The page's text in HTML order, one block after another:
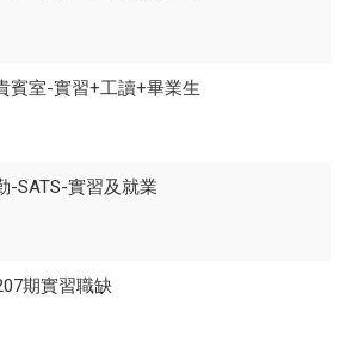
賓室-實習+工讀+畢業生
-SATS-實習及就業
期實習職缺